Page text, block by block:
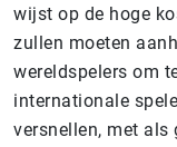
wijst op de hoge
zullen moeten
wereldspelers om
internationale
versnellen, met